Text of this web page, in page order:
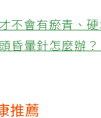
不會有瘀青、
昏暈針怎麼辦